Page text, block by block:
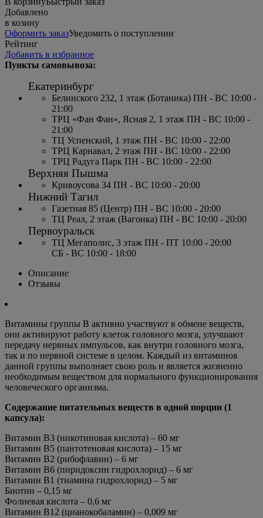
Добавлено
в козину
Оформить заказУведомить о поступлении
Рейтинг
Добавить в избранное
Пункты самовывоза:
Екатеринбург
Белинского 232, 1 этаж (Ботаника) ПН - ВС 10:00 -
21:00
ТРЦ «Фан Фан», Ясная 2, 1 этаж ПН - ВС 10:00 -
21:00
ТЦ Успенский, 1 этаж ПН - ВС 10:00 - 22:00
ТРЦ Карнавал, 2 этаж ПН - ВС 10:00 - 22:00
ТРЦ Радуга Парк ПН - ВС 10:00 - 22:00
Верхняя Пышма
Кривоусова 34 ПН - ВС 10:00 - 20:00
Нижний Тагил
Газетная 85 (Центр) ПН - ВС 10:00 - 20:00
ТЦ Реал, 2 этаж (Вагонка) ПН - ВС 10:00 - 20:00
Первоуральск
ТЦ Мегаполис, 3 этаж ПН - ПТ 10:00 - 20:00
СБ - ВС 10:00 - 18:00
Описание
Отзывы
Витамины группы B активно участвуют в обмене веществ,
они активируют работу клеток головного мозга, улучшают
передачу нервных импульсов, как внутри головного мозга,
так и по нервной системе в целом. Каждый из витаминов
данной группы выполняет свою роль и является жизненно
необходимым веществом для нормального функционирования
человеческого организма.
Содержание питательных веществ в одной порции (1
капсула):
Витамин В3 (никотиновая кислота) – 60 мг
Витамин В5 (пантотеновая кислота) – 15 мг
Витамин В2 (рибофлавин) – 6 мг
Витамин В6 (пиридоксин гидрохлорид) – 6 мг
Витамин В1 (тиамина гидрохлорид) – 5 мг
Биотин – 0,15 мг
Фолиевая кислота – 0,6 мг
Витамин В12 (цианокобаламин) – 0,009 мг